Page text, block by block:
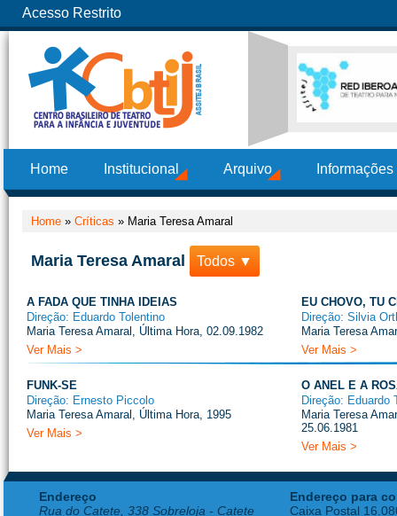
Acesso Restrito
Home Institucional Arquivo
Home » Críticas » Maria Teresa Amaral
Maria Teresa Amaral Todos ▼
A FADA QUE TINHA IDEIAS
Direção: Eduardo Tolentino
Maria Teresa Amaral, Última Hora, 02.09.1982
Ver Mais >
EU CHOVO, TU
Direção: Silvia
Maria Teresa
Ver Mais >
FUNK-SE
Direção: Ernesto Piccolo
Maria Teresa Amaral, Última Hora, 1995
Ver Mais >
O ANEL E A
Direção: Eduardo
Maria Teresa
25.06.1981
Ver Mais >
Endereço
Rua do Catete, 338 Sobreloja - Catete
Endereço para
Caixa Postal